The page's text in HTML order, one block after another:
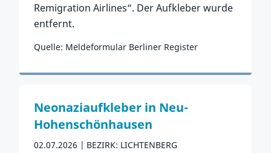
Remigration Airlines“. Der Aufkleber wurde
entfernt.
Quelle: Meldeformular Berliner Register
Zum Vorfall
Neonaziaufkleber in Neu-
Hohenschönhausen
02.07.2026 BEZIRK: LICHTENBERG